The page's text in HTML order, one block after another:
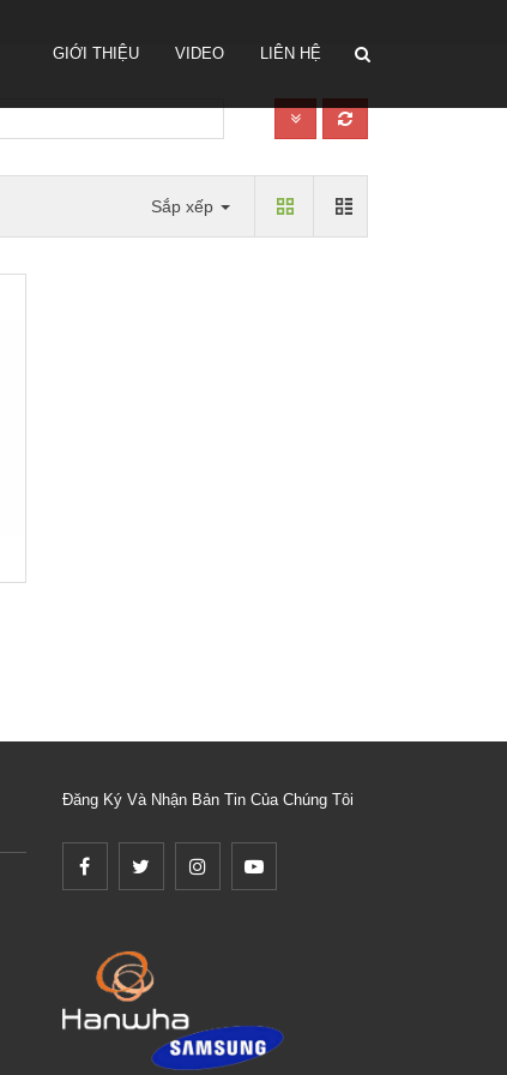
GIỚI THIỆU VIDEO LIÊN HỆ
Sắp xếp
Đăng Ký Và Nhận Bản Tin Của Chúng Tôi